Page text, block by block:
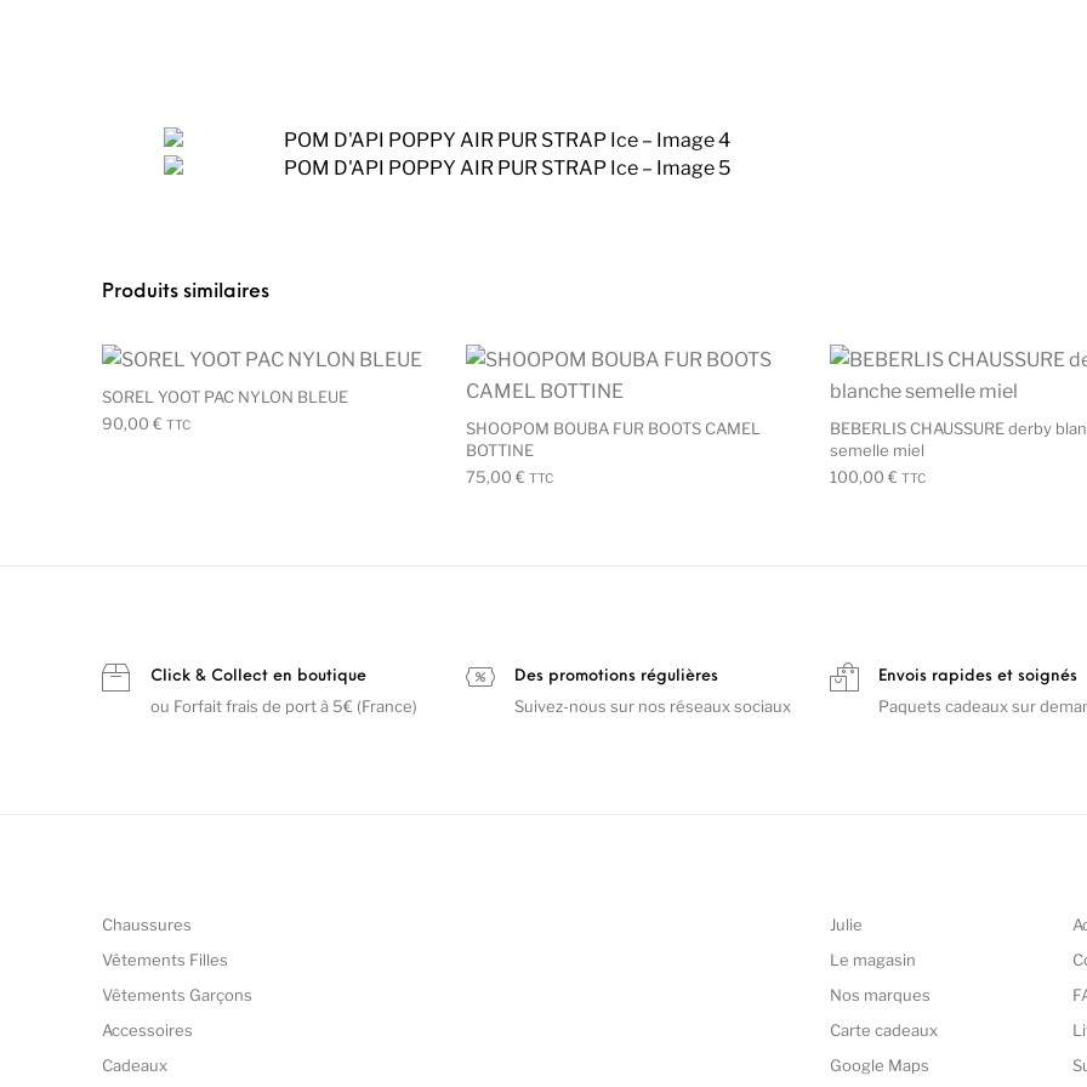
Produits similaires
SOREL YOOT PAC NYLON BLEUE
90,00 € TTC
Ce produit a plusieurs variations. Les options peuvent être choisies sur la page
SHOOPOM BOUBA FUR BOOTS CAMEL
BOTTINE
75,00 € TTC
Ce produit a plusieurs variations. Les
BEBERLIS CHAUSSURE derby
semelle miel
100,00 € TTC
Click & Collect en boutique
ou Forfait frais de port à 5€ (France)
Des promotions régulières
Suivez-nous sur nos réseaux sociaux
Envois rapides et soignés
Paquets cadeaux sur
Chaussures
Vêtements Filles
Vêtements Garçons
Accessoires
Cadeaux
Julie
Le magasin
Nos marques
Carte cadeaux
Google Maps